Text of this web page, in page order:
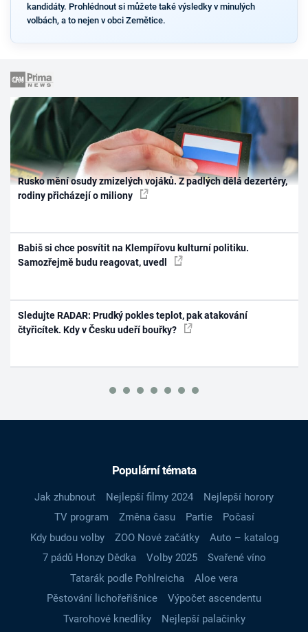
kandidáty. Prohlédnout si můžete také výsledky v minulých
volbách, a to nejen v obci Zemětice.
Rusko mění osudy zmizelých vojáků. Z padlých dělá dezertéry,
rodiny přicházejí o miliony
Babiš si chce posvítit na Klempířovu kulturní politiku.
Samozřejmě budu reagovat, uvedl
Sledujte RADAR: Prudký pokles teplot, pak atakování
čtyřicítek. Kdy v Česku udeří bouřky?
Populární témata
Jak zhubnout Nejlepší filmy 2024
Nejlepší horory
TV program
Změna času Partie
Počasí
Kdy budou volby
ZOO Nové začátky
Auto – katalog
7 pádů Honzy Dědka
Volby 2025
Svařené víno
Tatarák podle Pohlreicha
Aloe vera
Pěstování lichořeřišnice
Výpočet ascendentu
Tvarohové knedlíky
Nejlepší palačinky